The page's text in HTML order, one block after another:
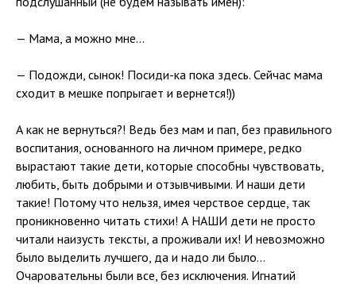
— Мама, а можно мне…
— Подожди, сынок! Посиди-ка пока здесь. Сейчас мама
сходит в мешке попрыгает и вернется!))
А как не вернуться?! Ведь без мам и пап, без правильного
воспитания, основанного на личном примере, редко
вырастают такие дети, которые способны чувствовать,
любить, быть добрыми и отзывчивыми. И наши дети
такие! Потому что нельзя, имея черствое сердце, так
проникновенно читать стихи! А НАШИ дети не просто
читали наизусть тексты, а проживали их! И невозможно
было выделить лучшего, да и надо ли было…
Очаровательны были все, без исключения. Игнатий